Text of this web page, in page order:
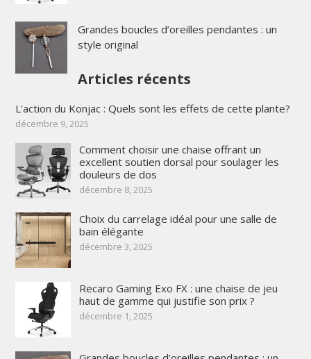
Grandes boucles d’oreilles pendantes : un
style original
Articles récents
L'action du Konjac : Quels sont les effets de cette plante?
décembre 9, 2025
Comment choisir une chaise offrant un
excellent soutien dorsal pour soulager les
douleurs de dos
décembre 8, 2025
Choix du carrelage idéal pour une salle de
bain élégante
décembre 3, 2025
Recaro Gaming Exo FX : une chaise de jeu
haut de gamme qui justifie son prix ?
décembre 1, 2025